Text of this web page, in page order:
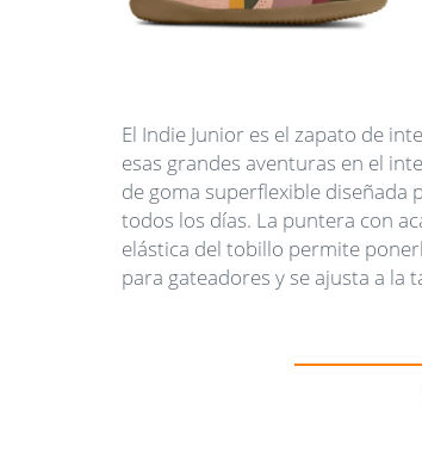
El Indie Junior es el zapato de
esas grandes aventuras en el
de goma superflexible diseñada
todos los días. La puntera con
elástica del tobillo permite
para gateadores y se ajusta a la